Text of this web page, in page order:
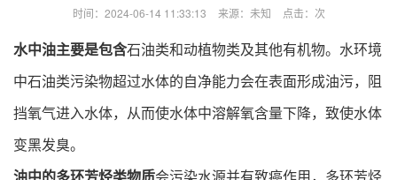
时间：2024-06-14 11:33:13 来源：未知 点击： 次
水中油主要是包含石油类和动植物类及其他有机物。水环境
中石油类污染物超过水体的自净能力会在表面形成油污，阻
挡氧气进入水体，从而使水体中溶解氧含量下降，致使水体
变黑发臭。
油中的多环芳烃类物质会污染水源并有致癌作用，多环芳烃